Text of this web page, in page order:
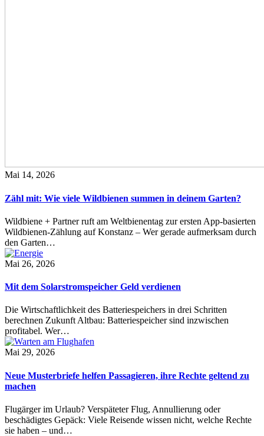
Mai 14, 2026
Zähl mit: Wie viele Wildbienen summen in deinem Garten?
Wildbiene + Partner ruft am Weltbienentag zur ersten App-basierten
Wildbienen-Zählung auf Konstanz – Wer gerade aufmerksam durch
den Garten…
Mai 26, 2026
Mit dem Solarstromspeicher Geld verdienen
Die Wirtschaftlichkeit des Batteriespeichers in drei Schritten
berechnen Zukunft Altbau: Batteriespeicher sind inzwischen
profitabel. Wer…
Mai 29, 2026
Neue Musterbriefe helfen Passagieren, ihre Rechte geltend zu
machen
Flugärger im Urlaub? Verspäteter Flug, Annullierung oder
beschädigtes Gepäck: Viele Reisende wissen nicht, welche Rechte
sie haben – und…